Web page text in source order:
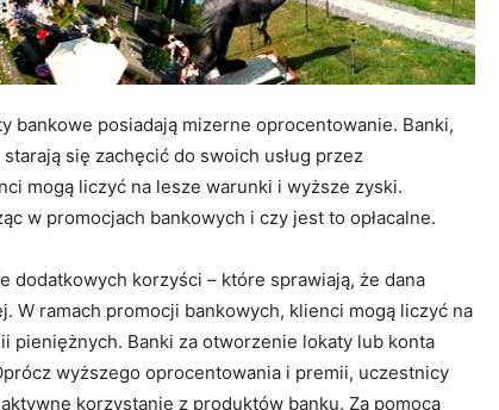
bankowe posiadają mizerne oprocentowanie. Banki,
się zachęcić do swoich usług przez
mogą liczyć na lesze warunki i wyższe zyski.
w promocjach bankowych i czy jest to opłacalne.
dodatkowych korzyści – które sprawiają, że dana
W ramach promocji bankowych, klienci mogą liczyć na
pieniężnych. Banki za otworzenie lokaty lub konta
wyższego oprocentowania i premii, uczestnicy
korzystanie z produktów banku. Za pomocą